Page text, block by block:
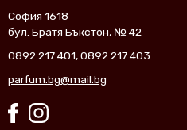
София 1618
бул. Братя Бъкстон, № 42
0892 217 401,0892 217 403
parfum.bg@mail.bg